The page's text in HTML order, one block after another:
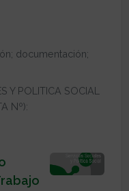
documentación;
Y POLITICA SOCIAL
Nº):